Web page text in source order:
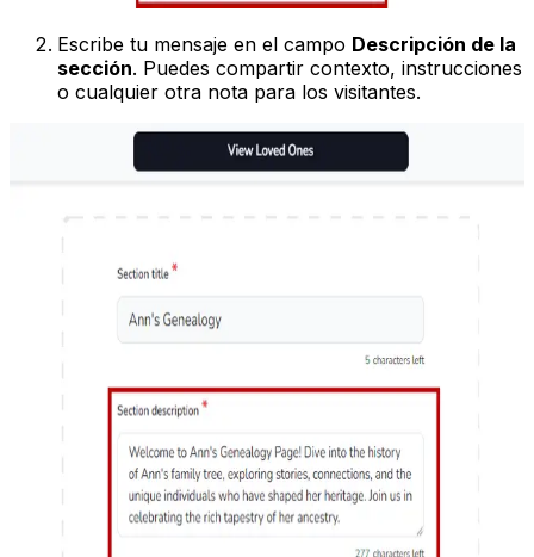
Escribe tu mensaje en el campo Descripción de la
sección. Puedes compartir contexto, instrucciones
o cualquier otra nota para los visitantes.